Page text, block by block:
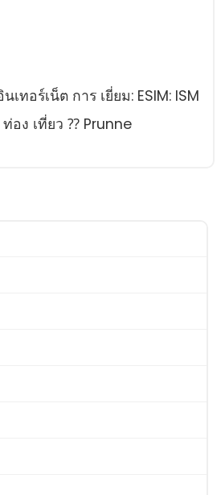
เทอร์เน็ต การ เยี่ยม: ESIM: ISM
อง เที่ยว ⁇ Prunne